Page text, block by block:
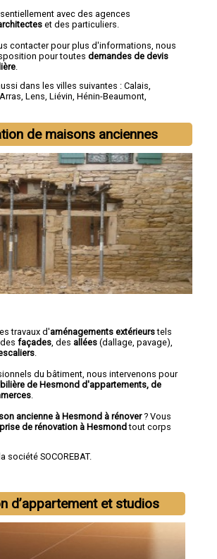
avec des agences
et des particuliers.
contacter pour plus d'informations, nous
pour toutes demandes de devis
dans les villes suivantes : Calais,
Arras, Lens, Liévin, Hénin-Beaumont,
de maisons anciennes
travaux d'aménagements extérieurstels
, des façades , des allées (dallage, pavage),
du bâtiment, nous intervenons pour
de Hesmond d'appartements, de
ancienne à Hesmond à rénover? Vous
de rénovation à Hesmondtout corps
société SOCOREBAT.
d’appartement et studios